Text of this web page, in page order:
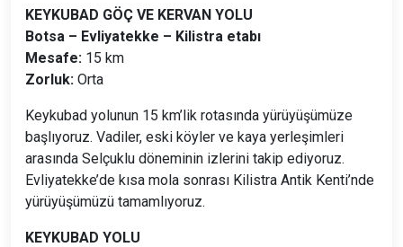
KEYKUBAD GÖÇ VE KERVAN YOLU
Botsa – Evliyatekke – Kilistra etabı
Mesafe: 15 km
Zorluk: Orta
Keykubad yolunun 15 km’lik rotasında yürüyüşümüze
başlıyoruz. Vadiler, eski köyler ve kaya yerleşimleri
arasında Selçuklu döneminin izlerini takip ediyoruz.
Evliyatekke’de kısa mola sonrası Kilistra Antik Kenti’nde
yürüyüşümüzü tamamlıyoruz.
KEYKUBAD YOLU